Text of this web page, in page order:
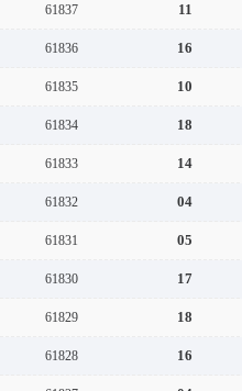
61837 11
61836 16
61835 10
61834 18
61833 14
61832 04
61831 05
61830 17
61829 18
61828 16